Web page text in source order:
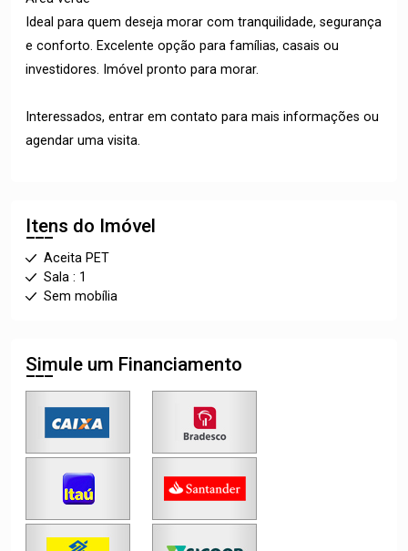
Ideal para quem deseja morar com tranquilidade, segurança
e conforto. Excelente opção para famílias, casais ou
investidores. Imóvel pronto para morar.
Interessados, entrar em contato para mais informações ou
agendar uma visita.
Itens do Imóvel
Aceita PET
Sala : 1
Sem mobília
Simule um Financiamento